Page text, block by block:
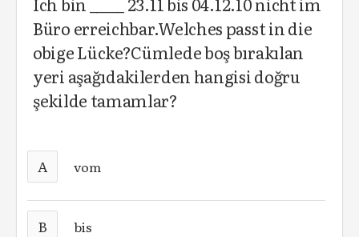
Büro erreichbar.Welches passt in die
obige Lücke?Cümlede boş bırakılan
yeri aşağıdakilerden hangisi doğru
şekilde tamamlar?
A vom
B bis